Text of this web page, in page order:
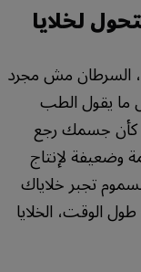
لخلايا
السرطان مش مجرد
ما يقول الطب
كأن جسمك رجع
وضعيفة لإنتاج
تجبر خلاياك
الوقت، الخلايا